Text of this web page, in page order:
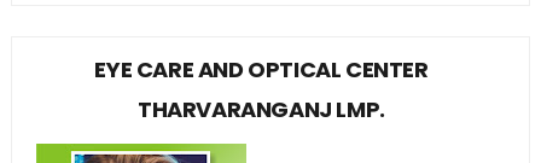
EYE CARE AND OPTICAL CENTER
THARVARANGANJ LMP.